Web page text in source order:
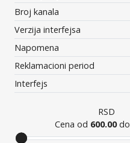
Broj kanala
Verzija interfejsa
Napomena
Reklamacioni period
Interfejs
RSD
Cena od 600.00do